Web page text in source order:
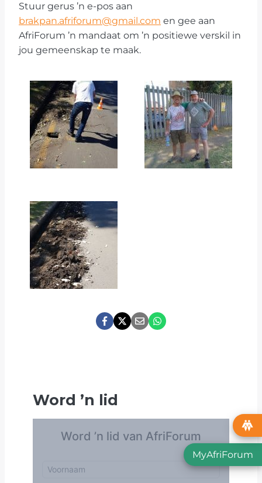
Stuur gerus ’n e-pos aan
brakpan.afriforum@gmail.com en gee aan
AfriForum ’n mandaat om ’n positiewe verskil in
jou gemeenskap te maak.
Word ’n lid
MyAfriForum